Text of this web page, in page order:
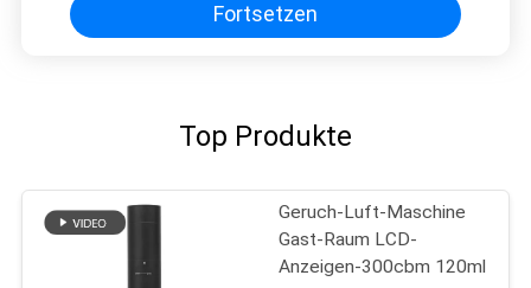
Fortsetzen
Top Produkte
Geruch-Luft-Maschine
Gast-Raum LCD-
Anzeigen-300cbm 120ml